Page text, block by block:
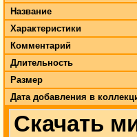
Название
Характеристики
Комментарий
Длительность
Размер
Дата добавления в
Скачать